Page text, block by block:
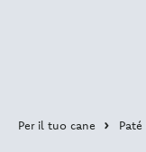
Per il tuo cane